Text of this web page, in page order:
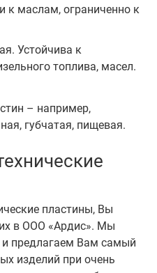
к маслам, ограниченно к
Устойчива к
топлива, масел.
– например,
губчатая, пищевая.
пластины, Вы
в ООО «Ардис». Мы
и предлагаем Вам самый
изделий при очень